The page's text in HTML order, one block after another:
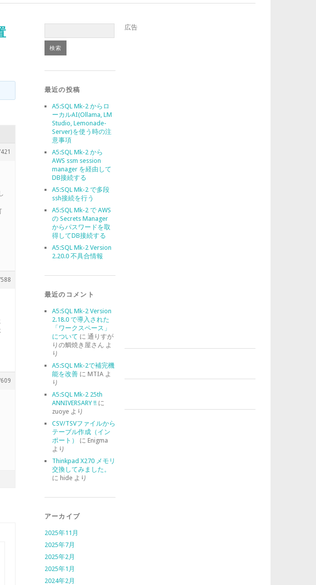
最近の投稿
A5:SQL Mk-2 からロ
ーカルAI(Ollama, LM
Studio, Lemonade-
Server)を使う時の注
意事項
A5:SQL Mk-2 から
AWS ssm session
manager を経由して
DB接続する
A5:SQL Mk-2 で多段
ssh接続を行う
A5:SQL Mk-2 で AWS
の Secrets Manager
からパスワードを取
得してDB接続する
A5:SQL Mk-2 Version
2.20.0 不具合情報
最近のコメント
A5:SQL Mk-2 Version
2.18.0 で導入された
「ワークスペース」
について に 通りすが
りの鯛焼き屋さん よ
り
A5:SQL Mk-2で補完機
能を改善に MTIAよ
り
A5:SQL Mk-2 25th
ANNIVERSARY !!に
zuoyeより
CSV/TSVファイルから
テーブル作成（イン
ポート）
に Enigma
より
Thinkpad X270 メモリ
交換してみました。
に hideより
アーカイブ
2025年11月
2025年7月
2025年2月
2025年1月
2024年2月
広告